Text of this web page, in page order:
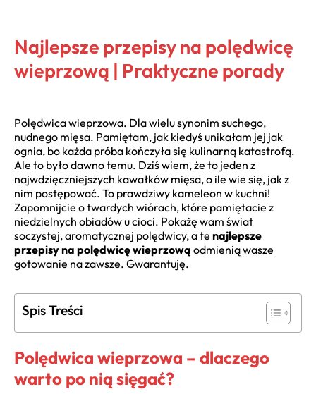
Najlepsze przepisy na polędwicę
wieprzową | Praktyczne porady
Polędwica wieprzowa. Dla wielu synonim suchego,
nudnego mięsa. Pamiętam, jak kiedyś unikałam jej jak
ognia, bo każda próba kończyła się kulinarną katastrofą.
Ale to było dawno temu. Dziś wiem, że to jeden z
najwdzięczniejszych kawałków mięsa, o ile wie się, jak z
nim postępować. To prawdziwy kameleon w kuchni!
Zapomnijcie o twardych wiórach, które pamiętacie z
niedzielnych obiadów u cioci. Pokażę wam świat
soczystej, aromatycznej polędwicy, a te najlepsze
przepisy na polędwicę wieprzową odmienią wasze
gotowanie na zawsze. Gwarantuję.
Spis Treści
Polędwica wieprzowa – dlaczego
warto po nią sięgać?